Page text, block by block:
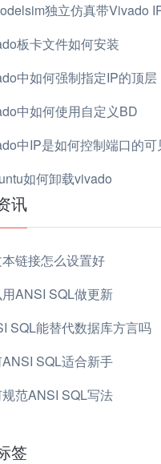
讯
链接怎么设置好
ANSI SQL做更新
SQL能替代数据库方言吗
SQL适合新手
范ANSI SQL写法
独立仿真带Vivado IP核的仿真工
板卡文件如何安装
中如何强制指定IP的顶层
中如何使用自定义BD
中IP是如何控制端口的可见
如何卸载vivado
签